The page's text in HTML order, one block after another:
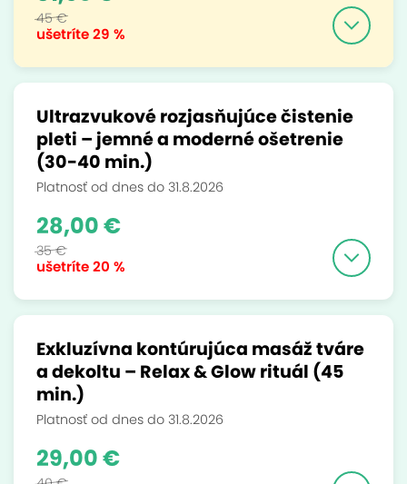
ušetríte29 %
45 €
Ultrazvukové rozjasňujúce čistenie
pleti – jemné a moderné ošetrenie
(30-40 min.)
Platnosť od dnes do 31.8.2026
ušetríte20 %
28,00 €
35 €
Exkluzívna kontúrujúca masáž tváre
a dekoltu – Relax & Glow rituál (45
min.)
Platnosť od dnes do 31.8.2026
29,00 €